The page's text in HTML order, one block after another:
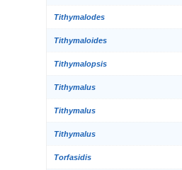
Tithymalodes
Tithymaloides
Tithymalopsis
Tithymalus
Tithymalus
Tithymalus
Torfasidis